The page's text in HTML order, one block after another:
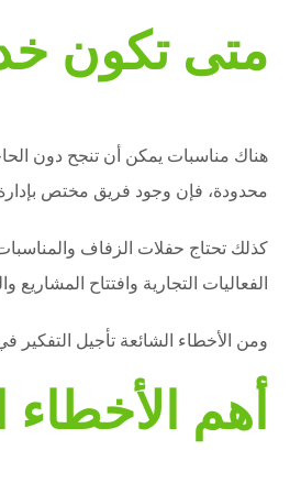
متى تكون
هناك مناسبات يمكن أن تنجح دون
محدودة، فإن وجود فريق مختص
كذلك تحتاج حفلات الزفاف
الفعاليات التجارية وافتتاح
ومن الأخطاء الشائعة تأجيل التفكير
أهم